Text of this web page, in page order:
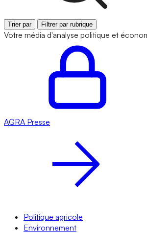
Trier par Filtrer par rubrique
Votre média d'analyse politique et
AGRA Presse
Politique agricole
Environnement